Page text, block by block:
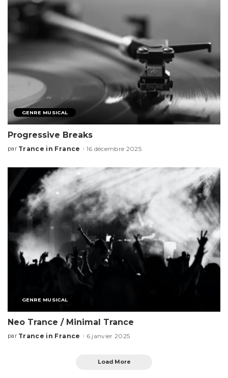
GENRE MUSICAL
Progressive Breaks
par Trance in France 16 décembre 2025
GENRE MUSICAL
Neo Trance / Minimal Trance
par Trance in France 6 janvier 2025
Load More